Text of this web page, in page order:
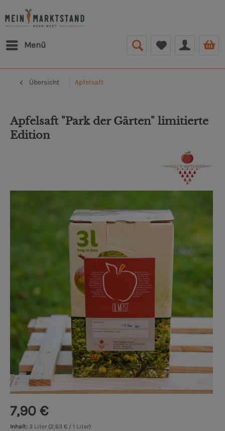
Menü
Übersicht Apfelsaft
Apfelsaft "Park der Gärten" limitierte
Edition
7,90 €
Inhalt: 3 Liter (2,63 € / 1 Liter)